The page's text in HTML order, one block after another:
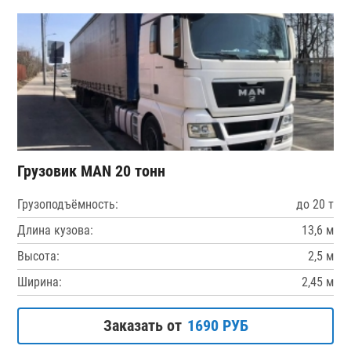
Грузовик MAN 20 тонн
Грузоподъёмность:
до 20 т
Длина кузова:
13,6 м
Высота:
2,5 м
Ширина:
2,45 м
Заказать от 1690 РУБ